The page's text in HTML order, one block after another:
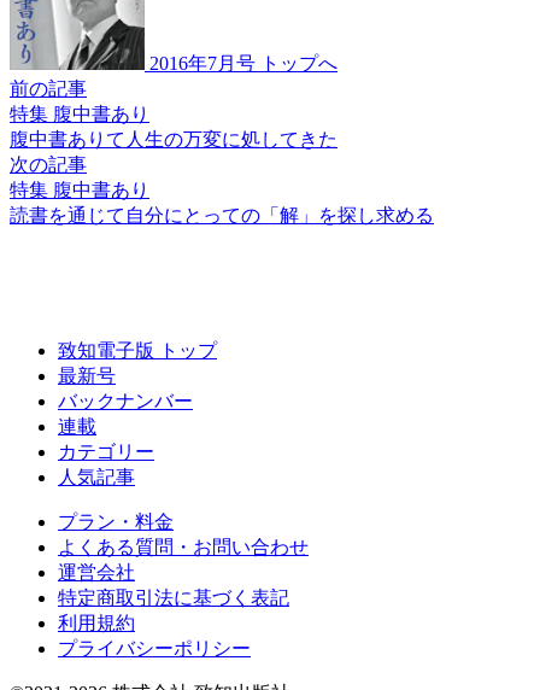
2016年7月号 トップへ
前の記事
特集 腹中書あり
腹中書ありて 人生の万変に処してきた
次の記事
特集 腹中書あり
読書を通じて 自分にとっての 「解」を探し求める
致知電子版 トップ
最新号
バックナンバー
連載
カテゴリー
人気記事
プラン・料金
よくある質問・お問い合わせ
運営会社
特定商取引法に基づく表記
利用規約
プライバシーポリシー